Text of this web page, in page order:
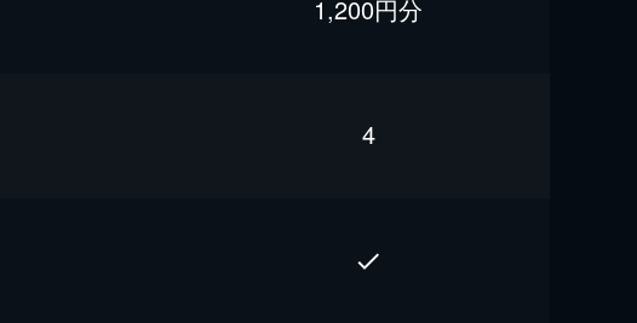
1,200円分
4